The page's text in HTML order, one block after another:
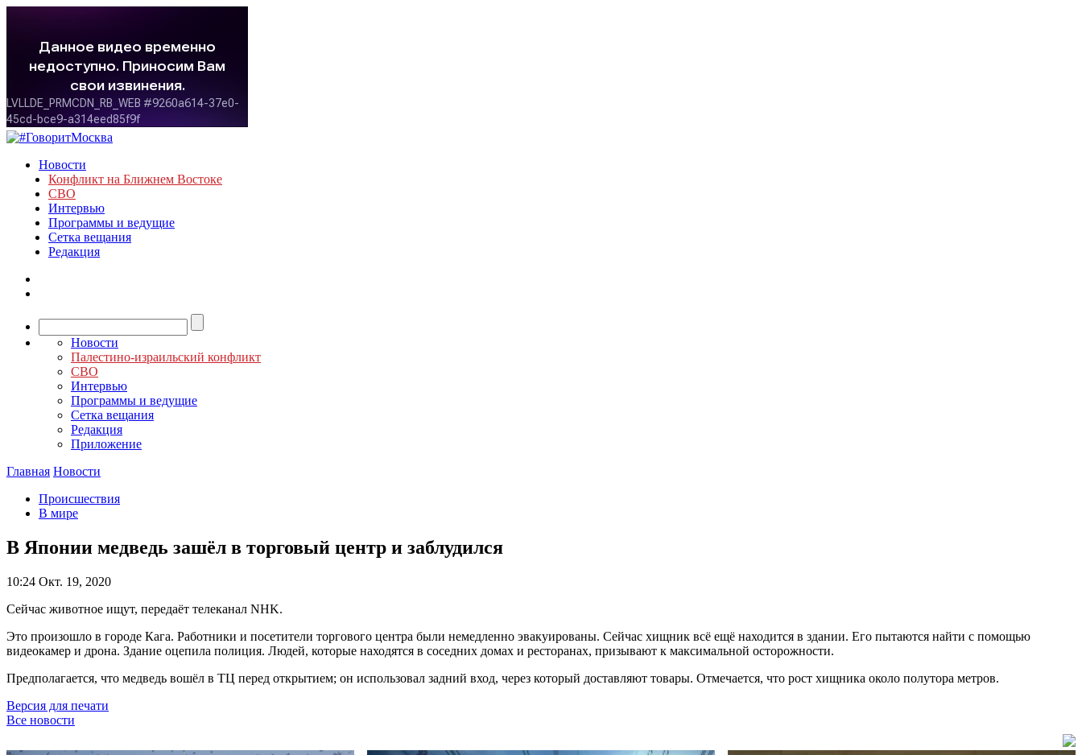
Новости
Конфликт на Ближнем Востоке
СВО
Интервью
Программы и ведущие
Сетка вещания
Редакция
Новости
Палестино-израильский конфликт
СВО
Интервью
Программы и ведущие
Сетка вещания
Редакция
Приложение
Главная Новости
Происшествия
В мире
В Японии медведь зашёл в торговый центр и заблудился
10:24 Окт. 19, 2020
Сейчас животное ищут, передаёт телеканал NHK.
Это произошло в городе Кага. Работники и посетители торгового центра были немедленно эвакуированы. Сейчас хищник всё ещё находится в здании. Его пытаются найти с помощью
видеокамер и дрона. Здание оцепила полиция. Людей, которые находятся в соседних домах и ресторанах, призывают к максимальной осторожности.
Предполагается, что медведь вошёл в ТЦ перед открытием; он использовал задний вход, через который доставляют товары. Отмечается, что рост хищника около полутора метров.
Версия для печати
Все новости